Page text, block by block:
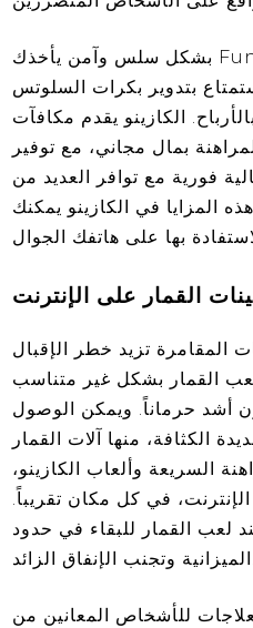
بشكل سلس وآمن يأخذك Funbet Casino إلى عالم
بتدوير بكرات السلوتس
الكازينو يقدم مكافآت
بمال مجاني، مع توفير
فورية مع توافر العديد من
المزايا في الكازينو يمكنك
القمار على الإنترنت
المقامرة تزيد خطر الإقبال
القمار بشكل غير متناسب
أشد حرماناً. ويمكن الوصول
الكثافة، منها آلات القمار
السريعة وألعاب الكازينو،
الإنترنت، في كل مكان تقريباً.
لعب القمار للبقاء في حدود
للأشخاص المعانين من